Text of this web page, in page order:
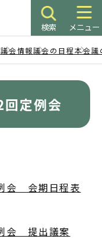
検索 メニュー
議会情報議会の日程本会議
定例会
会 会期日程表
会 提出議案